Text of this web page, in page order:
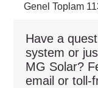
Genel Toplam
Have a
system or
MG Solar?
email or toll-